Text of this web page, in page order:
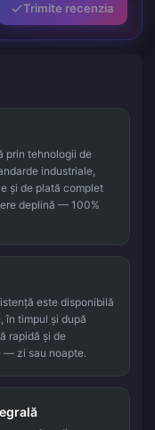
Trimite recenzia
prin tehnologii de
industriale,
și de plată complet
deplină — 100%
este disponibilă
în timpul și după
rapidă și de
— zi sau noapte.